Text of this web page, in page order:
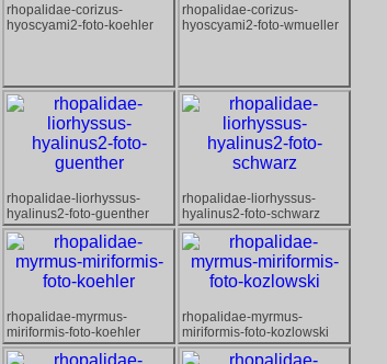
rhopalidae-corizus-
hyoscyami2-foto-koehler
rhopalidae-corizus-
hyoscyami2-foto-wmueller
rhopalidae-liorhyssus-
hyalinus2-foto-guenther
rhopalidae-liorhyssus-
hyalinus2-foto-schwarz
rhopalidae-myrmus-
miriformis-foto-koehler
rhopalidae-myrmus-
miriformis-foto-kozlowski